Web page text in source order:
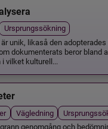
Ursprungssökning
unik, likaså den
dokumenterats beror bland
vilket kulturell...
Vägledning
genomgång och